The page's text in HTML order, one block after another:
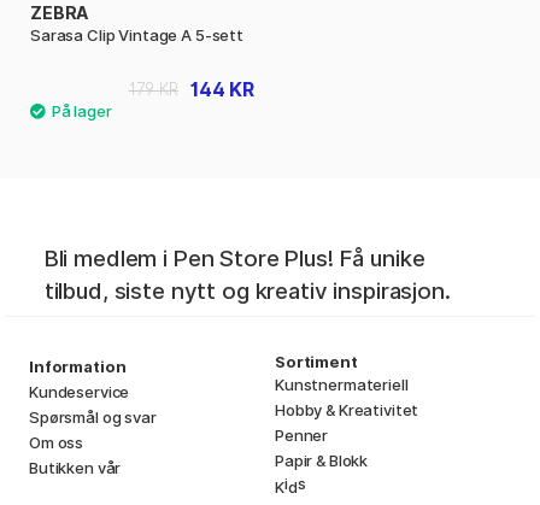
ZEBRA
Sarasa Clip Vintage A 5-sett
144 KR
179 KR
Bli medlem i Pen Store Plus! Få unike
tilbud, siste nytt og kreativ inspirasjon.
Information
Kundeservice
Spørsmål og svar
Om oss
Butikken vår
Sortiment
Kunstnermateriell
Hobby & Kreativitet
Penner
Papir & Blokk
Kids